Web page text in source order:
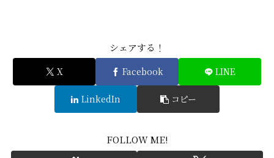
シェアする！
X Facebook LINE
LinkedIn コピー
FOLLOW ME!